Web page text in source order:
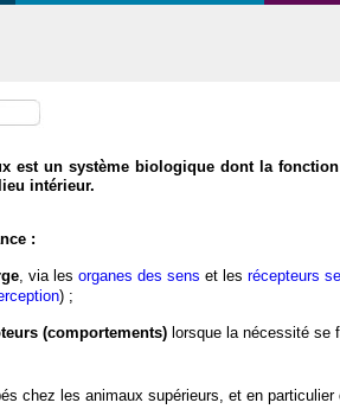
est un système biologique dont la
intérieur.
:
, via les organes des sens et les récepteurs
) ;
(comportements) lorsque la nécessité se
chez les animaux supérieurs, et en particulier